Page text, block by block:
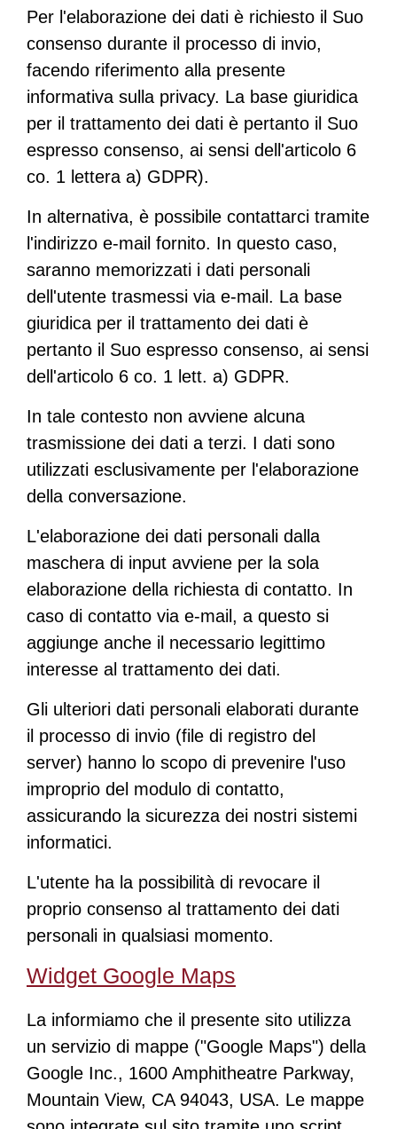
Per l'elaborazione dei dati è richiesto il Suo
consenso durante il processo di invio,
facendo riferimento alla presente
informativa sulla privacy. La base giuridica
per il trattamento dei dati è pertanto il Suo
espresso consenso, ai sensi dell'articolo 6
co. 1 lettera a) GDPR).
In alternativa, è possibile contattarci tramite
l'indirizzo e-mail fornito. In questo caso,
saranno memorizzati i dati personali
dell'utente trasmessi via e-mail. La base
giuridica per il trattamento dei dati è
pertanto il Suo espresso consenso, ai sensi
dell'articolo 6 co. 1 lett. a) GDPR.
In tale contesto non avviene alcuna
trasmissione dei dati a terzi. I dati sono
utilizzati esclusivamente per l'elaborazione
della conversazione.
L'elaborazione dei dati personali dalla
maschera di input avviene per la sola
elaborazione della richiesta di contatto. In
caso di contatto via e-mail, a questo si
aggiunge anche il necessario legittimo
interesse al trattamento dei dati.
Gli ulteriori dati personali elaborati durante
il processo di invio (file di registro del
server) hanno lo scopo di prevenire l'uso
improprio del modulo di contatto,
assicurando la sicurezza dei nostri sistemi
informatici.
L'utente ha la possibilità di revocare il
proprio consenso al trattamento dei dati
personali in qualsiasi momento.
Widget Google Maps
La informiamo che il presente sito utilizza
un servizio di mappe ("Google Maps") della
Google Inc., 1600 Amphitheatre Parkway,
Mountain View, CA 94043, USA. Le mappe